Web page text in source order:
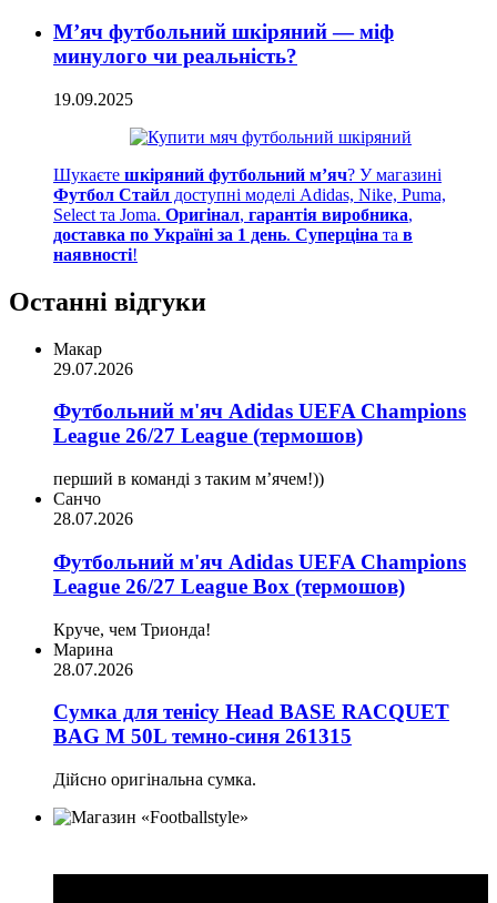
М’яч футбольний шкіряний — міф
минулого чи реальність?
19.09.2025
Шукаєте шкіряний футбольний м’яч? У магазині
Футбол Стайл доступні моделі Adidas, Nike, Puma,
Select та Joma. Оригінал, гарантія виробника,
доставка по Україні за 1 день. Суперціна та в
наявності!
Останні відгуки
Макар
29.07.2026
Футбольний м'яч Adidas UEFA Champions
League 26/27 League (термошов)
перший в команді з таким мʼячем!))
Санчо
28.07.2026
Футбольний м'яч Adidas UEFA Champions
League 26/27 League Box (термошов)
Круче, чем Трионда!
Марина
28.07.2026
Сумка для тенісу Head BASE RACQUET
BAG M 50L темно-синя 261315
Дійсно оригінальна сумка.